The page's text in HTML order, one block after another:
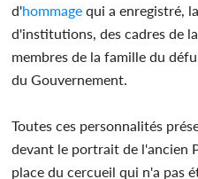
d'hommage qui a enregistré,
d'institutions, des cadres de la
membres de la famille du
du Gouvernement.
Toutes ces personnalités
devant le portrait de l'ancien
place du cercueil qui n'a pas